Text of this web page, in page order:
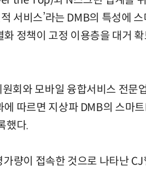
서비스’라는 DMB의 특성에
화 정책이 고정 이용층을 대거
회와 모바일 융합서비스 전문
에 따르면 지상파 DMB의 스마
했다.
량이 접속한 것으로 나타난